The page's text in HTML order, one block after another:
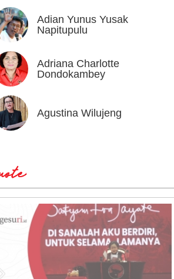
Adian Yunus Yusak
Napitupulu
Adriana Charlotte
Dondokambey
Agustina Wilujeng